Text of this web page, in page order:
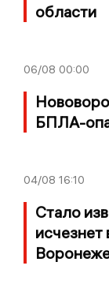
области
06/08 00:00
БПЛА-
04/08 16:10
Стало
исчезнет